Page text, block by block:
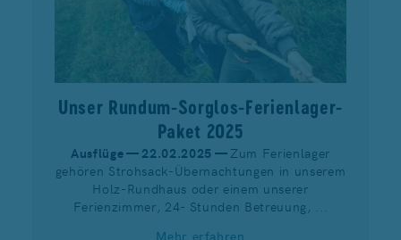
Unser Rundum-Sorglos-Ferienlager-
Paket 2025
Ausflüge — 22.02.2025 — Zum Ferienlager
gehören Strohsack-Übernachtungen in unserem
Holz-Rundhaus oder einem unserer
Ferienzimmer, 24- Stunden Betreuung, ...
Mehr erfahren